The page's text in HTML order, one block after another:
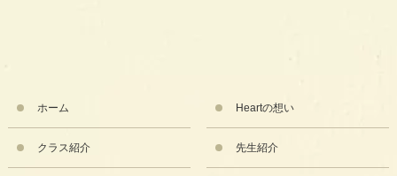
ホーム Heartの想い
クラス紹介 先生紹介